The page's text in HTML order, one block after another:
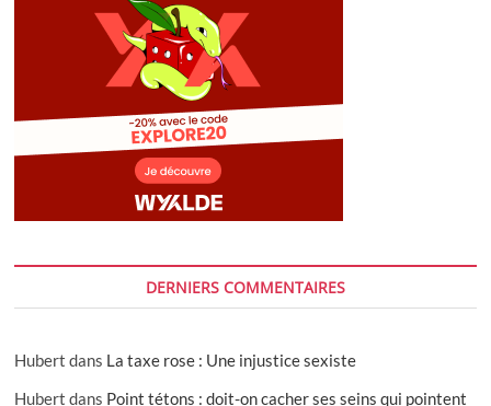
DERNIERS COMMENTAIRES
Hubert dans La taxe rose : Une injustice sexiste
Hubert dans Point tétons : doit-on cacher ses seins qui pointent